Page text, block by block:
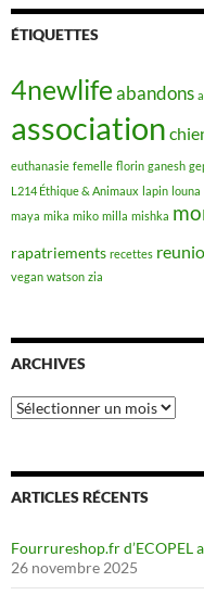
ÉTIQUETTES
4newlifeabandons
association
euthanasie femelle florin ganesh
L214 Éthique & Animaux lapin louna
maya mika miko milla mishka
rapatriements recettes
vegan watson zia
ARCHIVES
Archives
ARTICLES RÉCENTS
Fourrureshop.fr d’ECOPEL
26 novembre 2025